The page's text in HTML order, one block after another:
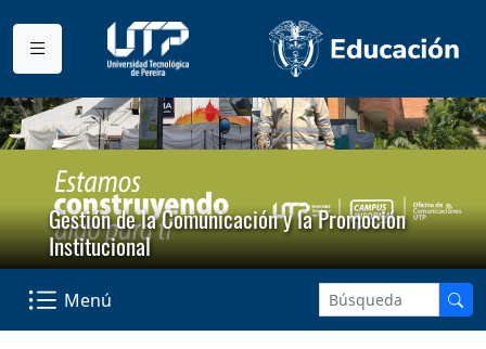
Gestión de la Comunicación y la Promoción
Institucional
Menú